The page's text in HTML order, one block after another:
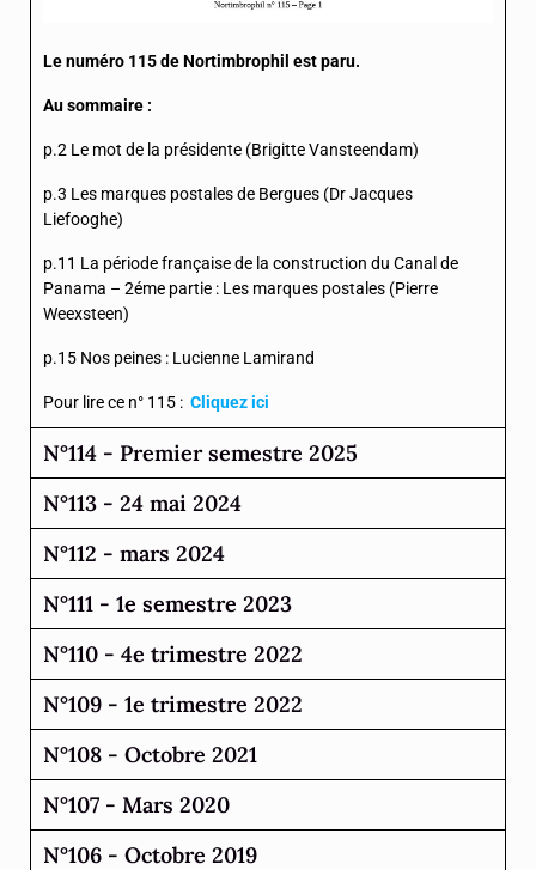
Le numéro 115 de Nortimbrophil est paru.
Au sommaire :
p.2 Le mot de la présidente (Brigitte Vansteendam)
p.3 Les marques postales de Bergues (Dr Jacques
Liefooghe)
p.11 La période française de la construction du Canal de
Panama – 2éme partie : Les marques postales (Pierre
Weexsteen)
p.15 Nos peines : Lucienne Lamirand
Pour lire ce n° 115 : Cliquez ici
N°114 - Premier semestre 2025
N°113 - 24 mai 2024
N°112 - mars 2024
N°111 - 1e semestre 2023
N°110 - 4e trimestre 2022
N°109 - 1e trimestre 2022
N°108 - Octobre 2021
N°107 - Mars 2020
N°106 - Octobre 2019